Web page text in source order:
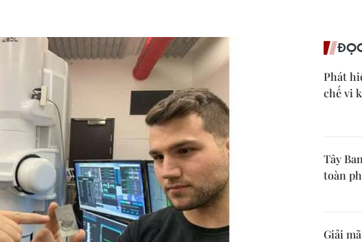
Phát
chế vi
Tây
toàn
Giải